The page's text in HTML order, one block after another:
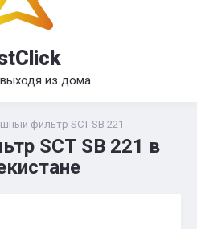
выходя из дома
фильтр SCT SB 221
SCT SB 221 в